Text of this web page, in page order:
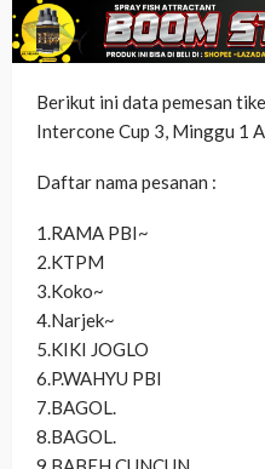
Berikut ini data pemesan
Intercone Cup 3, Minggu 1
Daftar nama pesanan :
1.RAMA PBI~
2.KTPM
3.Koko~
4.Narjek~
5.KIKI JOGLO
6.P.WAHYU PBI
7.BAGOL.
8.BAGOL.